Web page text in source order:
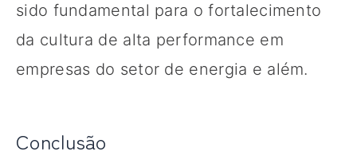
sido fundamental para o fortalecimento
da cultura de alta performance em
empresas do setor de energia e além.
Conclusão